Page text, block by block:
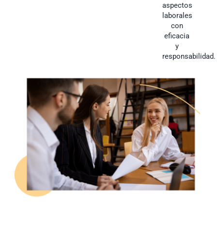
aspectos
laborales
con
eficacia
y
responsabilidad.